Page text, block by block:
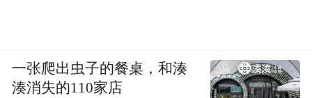
一张爬出虫子的餐桌，和湊
湊消失的110家店